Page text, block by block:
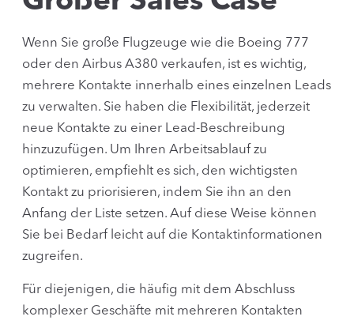
Wenn Sie große Flugzeuge wie die Boeing 777
oder den Airbus A380 verkaufen, ist es wichtig,
mehrere Kontakte innerhalb eines einzelnen Leads
zu verwalten. Sie haben die Flexibilität, jederzeit
neue Kontakte zu einer Lead-Beschreibung
hinzuzufügen. Um Ihren Arbeitsablauf zu
optimieren, empfiehlt es sich, den wichtigsten
Kontakt zu priorisieren, indem Sie ihn an den
Anfang der Liste setzen. Auf diese Weise können
Sie bei Bedarf leicht auf die Kontaktinformationen
zugreifen.
Für diejenigen, die häufig mit dem Abschluss
komplexer Geschäfte mit mehreren Kontakten